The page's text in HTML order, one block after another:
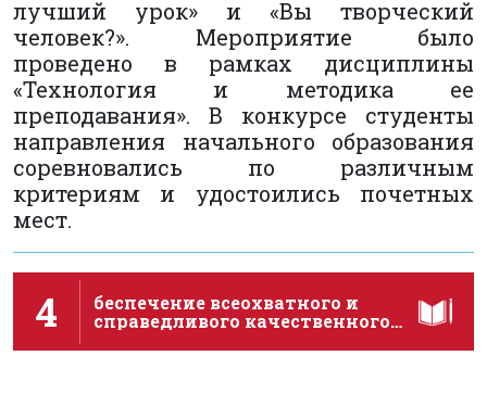
лучший урок» и «Вы творческий
человек?». Мероприятие было
проведено в рамках дисциплины
«Технология и методика ее
преподавания». В конкурсе студенты
направления начального образования
соревновались по различным
критериям и удостоились почетных
мест.
4
беспечение всеохватного и
справедливого качественного